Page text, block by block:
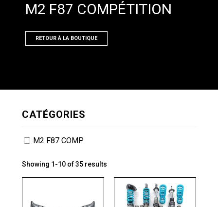
M2 F87 COMPÉTITION
RETOUR À LA BOUTIQUE
CATÉGORIES
M2 F87 COMP
Showing 1-10 of 35 results